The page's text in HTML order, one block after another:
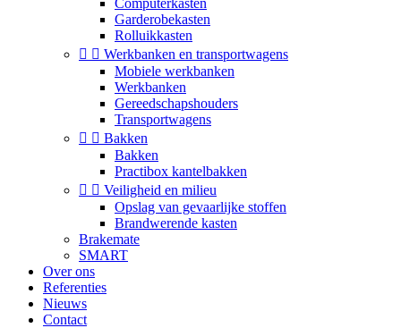
Computerkasten
Garderobekasten
Rolluikkasten
  Werkbanken en transportwagens
Mobiele werkbanken
Werkbanken
Gereedschapshouders
Transportwagens
  Bakken
Bakken
Practibox kantelbakken
  Veiligheid en milieu
Opslag van gevaarlijke stoffen
Brandwerende kasten
Brakemate
SMART
Over ons
Referenties
Nieuws
Contact